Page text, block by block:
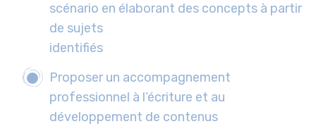
scénario en élaborant des concepts à partir
de sujets
identifiés
Proposer un accompagnement
professionnel à l’écriture et au
développement de contenus